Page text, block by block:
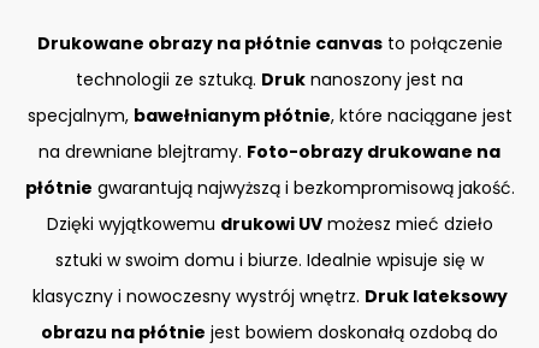
Drukowane obrazy na płótnie canvasto połączenie
technologii ze sztuką. Druk nanoszony jest na
specjalnym, bawełnianym płótnie, które naciągane jest
na drewniane blejtramy. Foto-obrazy drukowane na
płótnie gwarantują najwyższą i bezkompromisową jakość.
Dzięki wyjątkowemu drukowi UVmożesz mieć dzieło
sztuki w swoim domu i biurze. Idealnie wpisuje się w
klasyczny i nowoczesny wystrój wnętrz. Druk lateksowy
obrazu na płótnie jest bowiem doskonałą ozdobą do